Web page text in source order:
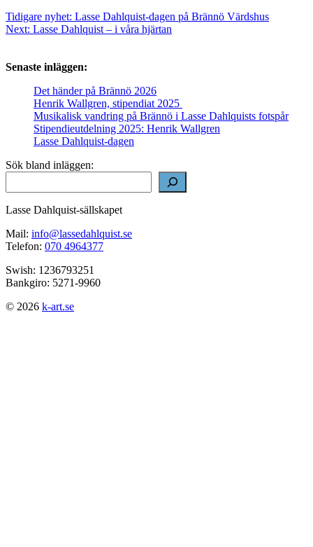
Inläggsnavigering
Tidigare nyhet: Lasse Dahlquist-dagen på Brännö Värdshus
Next: Lasse Dahlquist – i våra hjärtan
Senaste inläggen:
Det händer på Brännö 2026
Henrik Wallgren, stipendiat 2025
Musikalisk vandring på Brännö i Lasse Dahlquists fotspår
Stipendieutdelning 2025: Henrik Wallgren
Lasse Dahlquist-dagen
Sök bland inläggen:
Lasse Dahlquist-sällskapet
Mail: info@lassedahlquist.se
Telefon: 070 4964377
Swish: 1236793251
Bankgiro: 5271-9960
© 2026 k-art.se